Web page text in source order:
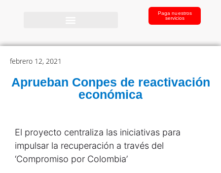
Paga nuestros
servicios
febrero 12, 2021
Aprueban Conpes de reactivación
económica
El proyecto centraliza las iniciativas para
impulsar la recuperación a través del
‘Compromiso por Colombia’